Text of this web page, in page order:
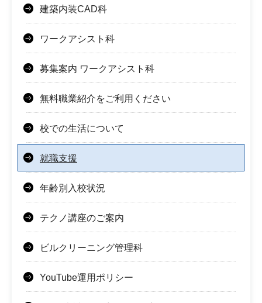
建築内装CAD科
ワークアシスト科
募集案内 ワークアシスト科
無料職業紹介をご利用ください
校での生活について
就職支援
年齢別入校状況
テクノ講座のご案内
ビルクリーニング管理科
YouTube運用ポリシー